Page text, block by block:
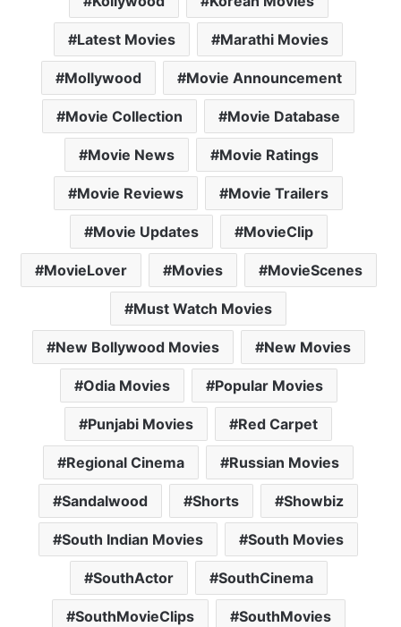
Latest Movies Marathi Movies
Mollywood Movie Announcement
Movie Collection Movie Database
Movie News Movie Ratings
Movie Reviews Movie Trailers
Movie Updates MovieClip
MovieLover Movies MovieScenes
Must Watch Movies
New Bollywood Movies New Movies
Odia Movies Popular Movies
Punjabi Movies Red Carpet
Regional Cinema Russian Movies
Sandalwood Shorts Showbiz
South Indian Movies South Movies
SouthActor SouthCinema
SouthMovieClips SouthMovies